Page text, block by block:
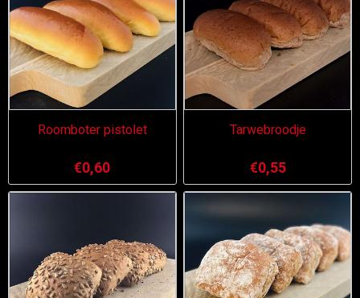
Roomboter pistolet
€0,60
Tarwebroodje
€0,55